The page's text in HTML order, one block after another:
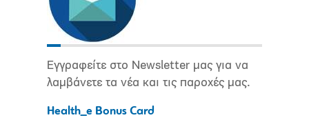
Εγγραφείτε στο Newsletter μας για να
λαμβάνετε τα νέα και τις παροχές μας.
Health_e Bonus Card